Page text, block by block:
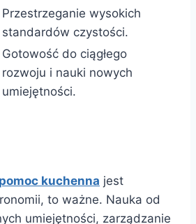
Przestrzeganie wysokich
standardów czystości.
Gotowość do ciągłego
rozwoju i nauki nowych
umiejętności.
pomoc kuchenna jest
to ważne. Nauka od
umiejętności, zarządzanie